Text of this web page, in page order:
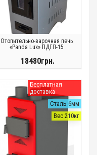
Отопительно-варочная печь
«Panda Lux» ПДГП-15
18480грн.
Бесплатная
доставка
Сталь 6мм
Вес 210кг